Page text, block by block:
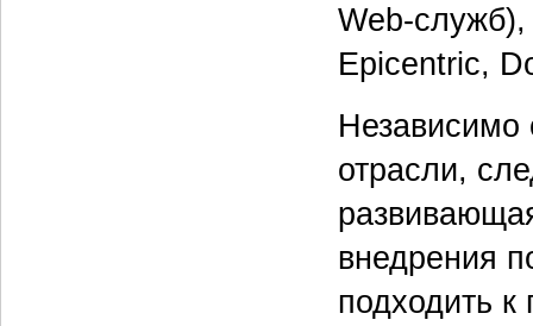
Web-
Epicentric,
Независимо
отрасли,
внедрения
подходить